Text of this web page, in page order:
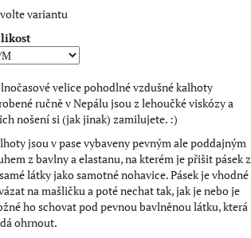
variantu
velice pohodlné vzdušné kalhoty
ručně v Nepálu jsou z lehoučké viskózy a
nošení si (jak jinak) zamilujete. :)
jsou v pase vybaveny pevným ale poddajným
z bavlny a elastanu, na kterém je přišit pásek z
látky jako samotné nohavice. Pásek je vhodné
na mašličku a poté nechat tak, jak je nebo je
ho schovat pod pevnou bavlněnou látku, která
ohrnout.